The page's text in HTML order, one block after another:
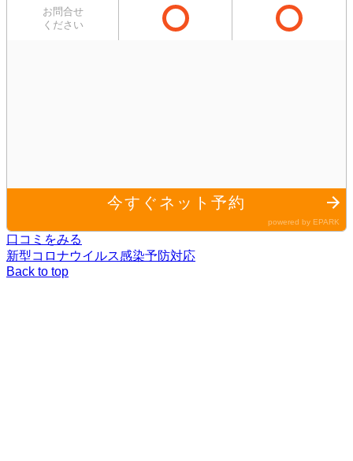
口コミをみる
新型コロナウイルス感染予防対応
Back to top